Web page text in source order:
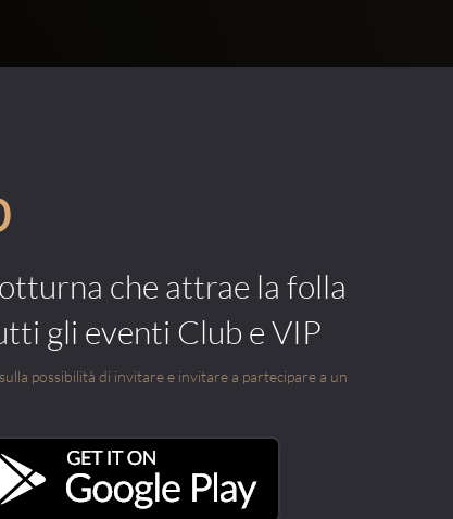
che attrae la folla
gli eventi Club e VIP
possibilità di invitare e invitare a partecipare a un